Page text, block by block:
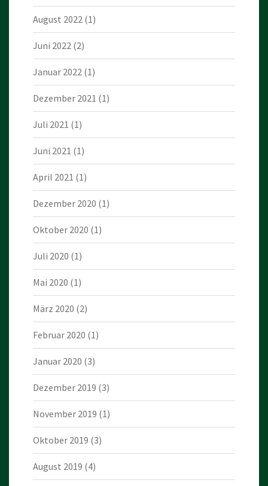
August 2022 (1)
Juni 2022 (2)
Januar 2022 (1)
Dezember 2021 (1)
Juli 2021 (1)
Juni 2021 (1)
April 2021 (1)
Dezember 2020 (1)
Oktober 2020 (1)
Juli 2020 (1)
Mai 2020 (1)
März 2020 (2)
Februar 2020 (1)
Januar 2020 (3)
Dezember 2019 (3)
November 2019 (1)
Oktober 2019 (3)
August 2019 (4)